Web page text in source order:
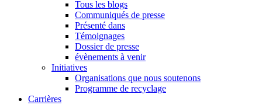
Tous les blogs
Communiqués de presse
Présenté dans
Témoignages
Dossier de presse
évènements à venir
Initiatives
Organisations que nous soutenons
Programme de recyclage
Carrières